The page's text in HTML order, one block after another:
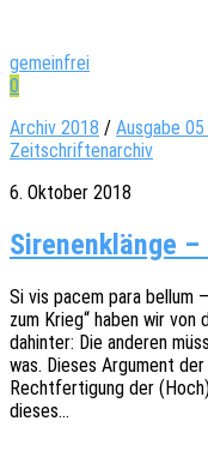
gemeinfrei
0
Archiv 2018 / Ausgabe
Zeitschriftenarchiv
6. Oktober 2018
Sirenenklänge
Si vis pacem para bellum
zum Krieg“ haben wir
dahin­ter: Die ande­ren
was. Dieses Argu­ment
Recht­fer­ti­gung der
dieses…